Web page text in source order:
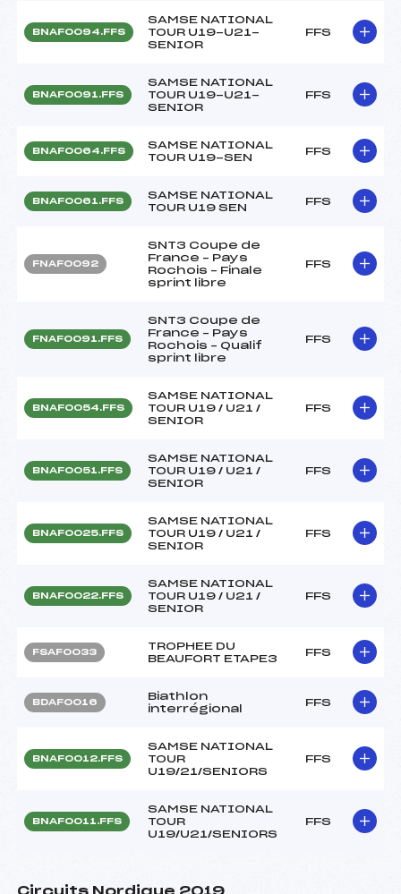
BNAF0094.FFS
SAMSE NATIONAL
TOUR U19-U21-
SENIOR
FFS
BNAF0091.FFS
SAMSE NATIONAL
TOUR U19-U21-
SENIOR
FFS
BNAF0064.FFS
SAMSE NATIONAL
TOUR U19-SEN
FFS
BNAF0061.FFS
SAMSE NATIONAL
TOUR U19 SEN
FFS
FNAF0092
SNT3 Coupe de
France – Pays
Rochois – Finale
sprint libre
FFS
FNAF0091.FFS
SNT3 Coupe de
France – Pays
Rochois – Qualif
sprint libre
FFS
BNAF0054.FFS
SAMSE NATIONAL
TOUR U19 / U21 /
SENIOR
FFS
BNAF0051.FFS
SAMSE NATIONAL
TOUR U19 / U21 /
SENIOR
FFS
BNAF0025.FFS
SAMSE NATIONAL
TOUR U19 / U21 /
SENIOR
FFS
BNAF0022.FFS
SAMSE NATIONAL
TOUR U19 / U21 /
SENIOR
FFS
FSAF0033
TROPHEE DU
BEAUFORT ETAPE3
FFS
BDAF0016
Biathlon
interrégional
FFS
BNAF0012.FFS
SAMSE NATIONAL
TOUR
U19/21/SENIORS
FFS
BNAF0011.FFS
SAMSE NATIONAL
TOUR
U19/U21/SENIORS
FFS